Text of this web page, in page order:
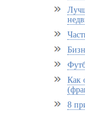
Как
8